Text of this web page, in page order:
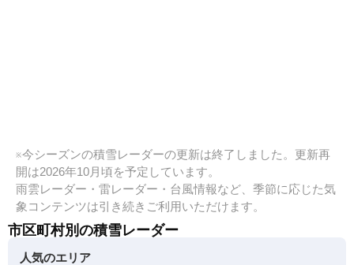
※今シーズンの積雪レーダーの更新は終了しました。更新再
開は2026年10月頃を予定しています。
雨雲レーダー・雷レーダー・台風情報など、季節に応じた気
象コンテンツは引き続きご利用いただけます。
市区町村別の積雪レーダー
人気のエリア